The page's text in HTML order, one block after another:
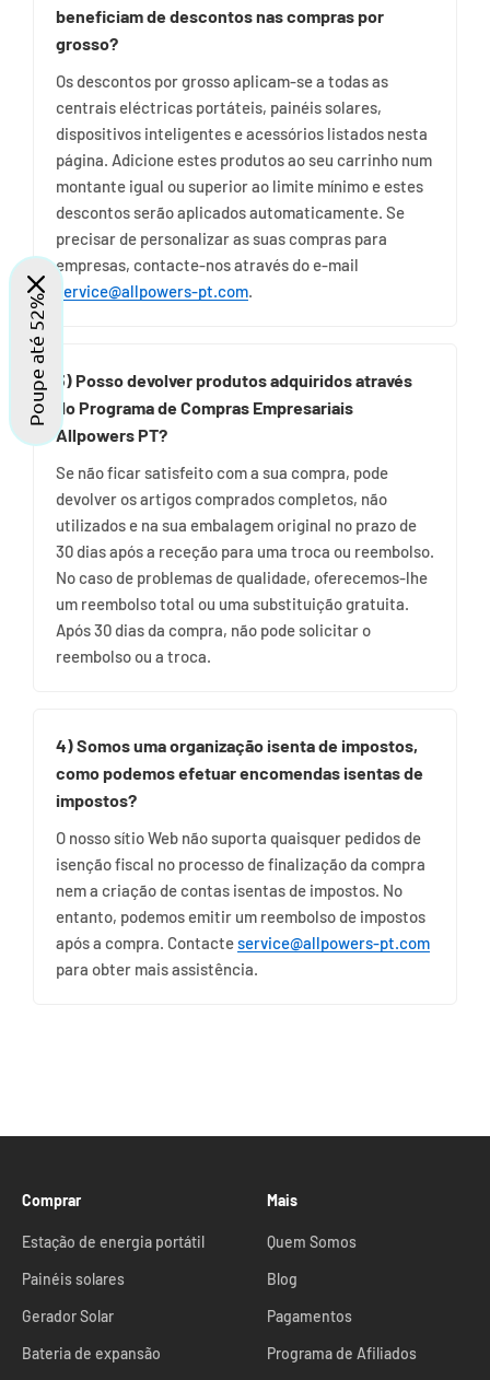
beneficiam de descontos nas compras por
grosso?
Os descontos por grosso aplicam-se a todas as
centrais eléctricas portáteis, painéis solares,
dispositivos inteligentes e acessórios listados nesta
página. Adicione estes produtos ao seu carrinho num
montante igual ou superior ao limite mínimo e estes
descontos serão aplicados automaticamente. Se
precisar de personalizar as suas compras para
empresas, contacte-nos através do e-mail
service@allpowers-pt.com.
3) Posso devolver produtos adquiridos através
do Programa de Compras Empresariais
Allpowers PT?
Se não ficar satisfeito com a sua compra, pode
devolver os artigos comprados completos, não
utilizados e na sua embalagem original no prazo de
30 dias após a receção para uma troca ou reembolso.
No caso de problemas de qualidade, oferecemos-lhe
um reembolso total ou uma substituição gratuita.
Após 30 dias da compra, não pode solicitar o
reembolso ou a troca.
4) Somos uma organização isenta de impostos,
como podemos efetuar encomendas isentas de
impostos?
O nosso sítio Web não suporta quaisquer pedidos de
isenção fiscal no processo de finalização da compra
nem a criação de contas isentas de impostos. No
entanto, podemos emitir um reembolso de impostos
após a compra. Contacteservice@allpowers-pt.com
para obter mais assistência.
Comprar
Estação de energia portátil
Painéis solares
Gerador Solar
Bateria de expansão
Mais
Quem Somos
Blog
Pagamentos
Programa de Afiliados
Poupe até 52%